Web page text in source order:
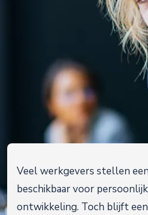
Veel werkgevers stellen
beschikbaar voor
ontwikkeling. Toch blijft